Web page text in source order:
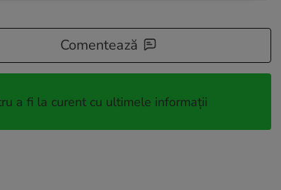
Comentează
a fi la curent cu ultimele informații